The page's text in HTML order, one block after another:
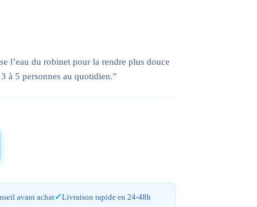
l’eau du robinet pour la rendre plus douce
à 5 personnes au quotidien.”
avant achat Livraison rapide en 24-48h